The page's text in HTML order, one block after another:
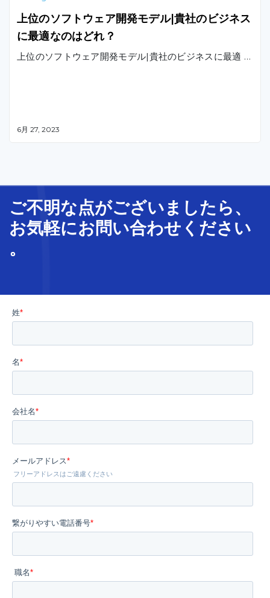
上位のソフトウェア開発モデル|貴社のビジネス
に最適なのはどれ？
上位のソフトウェア開発モデル|貴社のビジネスに最適 …
6月 27, 2023
ご不明な点がございましたら、
お気軽にお問い合わせ ください
。